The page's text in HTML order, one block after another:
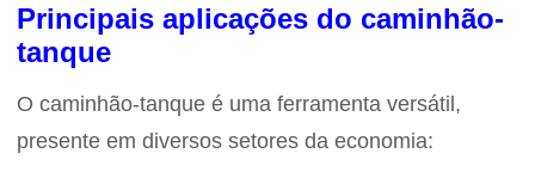
Principais aplicações do caminhão-
tanque
O caminhão-tanque é uma ferramenta versátil,
presente em diversos setores da economia: